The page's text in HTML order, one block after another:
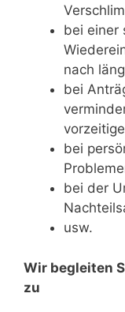
bei einer
nach
bei
bei
bei der
usw.
Wir begleiten
zu